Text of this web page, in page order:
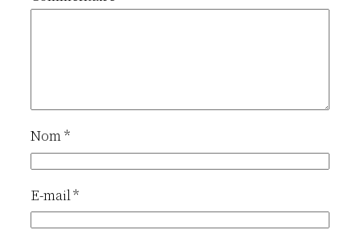
Nom*
E-mail*